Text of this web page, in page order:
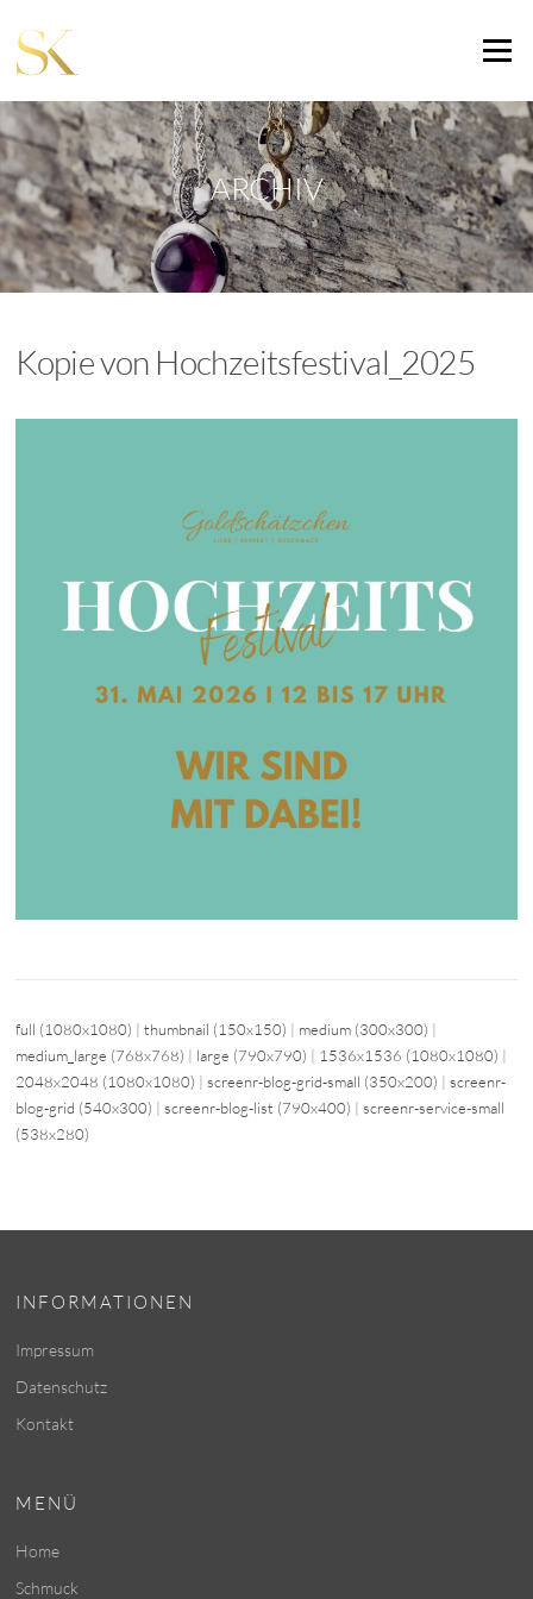
Inhalt
springen
Menü
ARCHIV
Kopie von Hochzeitsfestival_2025
full (1080x1080) |thumbnail (150x150) | medium (300x300) |
medium_large (768x768) | large (790x790) | 1536x1536 (1080x1080) |
2048x2048 (1080x1080) |screenr-blog-grid-small (350x200) |screenr-
blog-grid (540x300) |screenr-blog-list (790x400) |screenr-service-small
(538x280)
INFORMATIONEN
Impressum
Datenschutz
Kontakt
MENÜ
Home
Schmuck